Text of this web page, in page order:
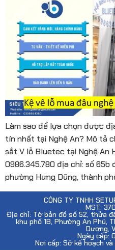
Làm sao để lựa chọn được
tín nhất tại Nghệ An? Mô tả
sắt V lỗ Bluetec tại Nghệ An
0986.345.780 địa chỉ: số 65b
phường Hưng Dũng, thành
CÔNG TY TNHH
MST:
Địa chỉ: Tờ bản đồ số 52, thửa
khu phố 1B, Phường An Phú,
Dương,
Ngày cấp:
Nơi cấp: Sở kế hoạch